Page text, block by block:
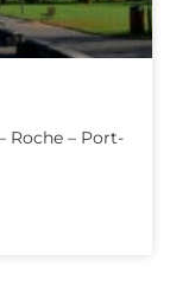
Roche – Port-